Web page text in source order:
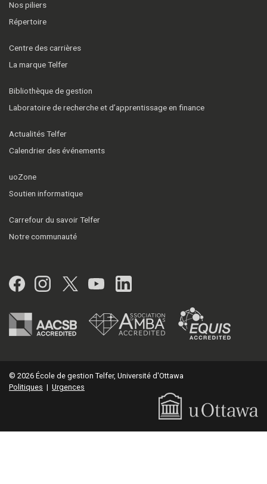
Nos piliers
Répertoire
Centre des carrières
La marque Telfer
Bibliothèque de gestion
Laboratoire de recherche et d’apprentissage en finance
Actualités Telfer
Calendrier des événements
uoZone
Soutien informatique
Carrefour du savoir Telfer
Notre communauté
Facebook
Instagram
Twitter
YouTubeLinkedIn
© 2026 École de gestion Telfer, Université d'Ottawa
Politiques | Urgences